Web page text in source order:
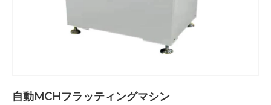
自動MCHフラッティングマシン